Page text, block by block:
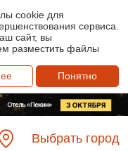
cookie для
сервиса.
сайт, вы
разместить файлы
Понятно
Выбрать город